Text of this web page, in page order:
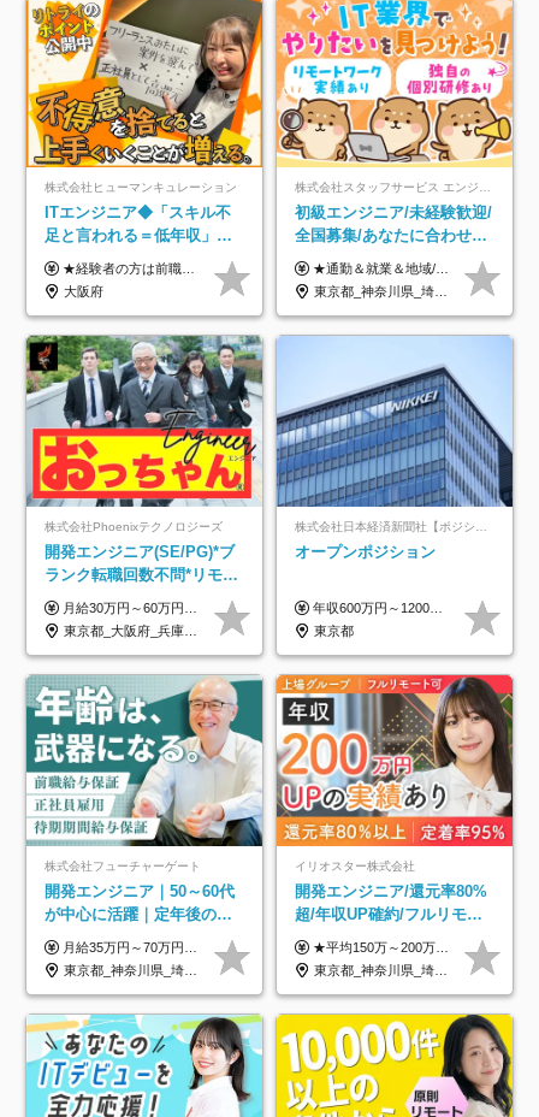
株式会社ヒューマンキュレーション
ITエンジニア◆「スキル不
足と言われる＝低年収」で
はない！｜ 不安を克服し、
年収アップした社員の実例
★経験者の方は前職の年収以上を保証します ★案件単価を開示した上で80％以上を還元します 月給25万円以上＋賞与年2回 ※経験や能力を考慮の上で優遇します ※試用期間が3ヶ月(その間の給与・待遇・雇用形態に変更はありません) ※月給には月20時間分のみなし残業手当(5万円)を含みます(超過分は別途支給) ★残業平均は月10時間以下ですので、毎月10時間分程度はお得です！
大阪府
初級エンジニア/未経験歓迎/
全国募集/あなたに合わせた
オリジナル研修をご用
意/AI・IoT/残業平均8時間
★通勤＆就業＆地域/住宅＆役職手当あり ★残業代は全額支給 ★選べる給与制度あり！ ■東京・神奈川・千葉・埼玉勤務の場合 月給24.5万円～55万円＋諸手当 （残業代は全額支給） (20,000円の地域/住宅手当込み) ■愛知・京都・大阪・兵庫勤務の場合 月給24万円以上＋諸手当 （残業代は全額支給） (15,000円の地域/住宅手当込み) ■茨城・栃木・群馬・静岡・三重・滋賀・広島・福岡勤務の場合 月給23.5万円以上＋諸手当 （残業代は全額支給） (10,000円の地域/住宅手当込み) ■北海道・宮城・山梨・長野・岐阜・奈良・和歌山・岡山勤務の場合 月給23万円以上＋諸手当 （残業代は全額支給） (5,000円の地域/住宅手当込み) ■その他のエリア勤務の場合 月給22.5万円以上＋諸手当 （残業代は全額支給） ※経験や能力を考慮し、当社規定により優遇します 【昇給：年一回実施】 【選べる給与制度】 ★収入を重視する方に… 「変動型人事制度」の選択も可能（派遣先からの評価に応じて収入アップ！） ※年2回のタイミングで希望者と面談の上決定します。
東京都_神奈川県_埼玉県_千葉県_大阪府_愛知県_北海道_岩手県_宮城県_山形県_福島県_茨城県_栃木県_群馬県_山梨県_長野県_富山県_石川県_静岡県_岐阜県_三重県_兵庫県_京都府_滋賀県_奈良県_広島県_岡山県_山口県_愛媛県_福岡県_熊本県_長崎県
株式会社Phoenixテクノロジーズ
開発エンジニア(SE/PG)*ブ
ランク転職回数不問*リモー
ト案件多数*残業ほぼ0*通院
のための半休制度あり
月給30万円～60万円+住宅手当+職能手当+役職手当+決算賞与+報奨金 ※経験・能力を考慮し、優遇します ※給与には20時間分のみなし時間外手当(3万7000円以上)を含みます(超過時間分は別途追加支給) ※試用期間3～6ヵ月あり(その間の給与、待遇に差異なし) ※場合によって契約社員での採用の可能性あり(面接時に応相談)
東京都_大阪府_兵庫県_京都府_福岡県
株式会社日本経済新聞社【ポジションマッチ登録】
オープンポジション
年収600万円～1200万円 ※上記年収は、想定年収です。住居費補助、子手当などの各種手当を含む金額です。 ※経験・能力等を考慮の上、当社規定により決定します。
東京都
株式会社フューチャーゲート
開発エンジニア｜50～60代
が中心に活躍｜定年後の給
与減ナシ｜年収50万円アッ
プ実績／昇給率92％（直近3
年）
月給35万円～70万円（固定残業代30時間分63,869円～を含む）+賞与年1回 ※30時間を超える分は別途支給します ●これまでのご経験・スキル・前職給与をできる限り考慮します ●待機期間も給与を100％支給します ●試用期間中も給与や福利厚生は同じです ≪年収を維持しながら長く働けます！≫ 一般的な企業では55歳や60歳を機に年収が下がりますが、 当社は役職などではなく「スキルや経験」で評価。 エンジニアとして長く働きながら あなたにふさわしい年収を維持できます！
東京都_神奈川県_埼玉県_千葉県
イリオスター株式会社
開発エンジニア/還元率80%
超/年収UP確約/フルリモ
OK/年休130日/平均残業7h/
約2万件の案件から選択
★平均150万～200万円年収UPを実現！ ★前職給与を100％保証！ ★案件内容の開示・明確な評価体制あり ⇒クライアント評価で即昇給を実現したケースも◎ ★年12回（毎月昇給チャンスあり） ■月給35万円～103万円 ※経験・能力・前職給与を考慮し、決定 ※上記給与には月30時間分(6万6500円以上)の固定残業代が含まれます。超過分は手当として別途支給します ※試用期間3ヶ月あり(期間中の給与・待遇面に差異はありません) ▼収入アップの実例をご紹介 ───────────── ★働き方改革をした30代男性（PG） 子どもが生まれたばかりなのに、忙しい現場で残業も月50～60時間が当たり前。 ⇒残業ほぼゼロ＆週3リモートの働き方に！しかも給与もアップ！ ★収入アップした30代男性（PM） 子供が3人いて家計も苦しく、残業代で稼ぐ日々… ⇒残業をたくさんしていた年収額より、100万円以上アップしました！
東京都_神奈川県_埼玉県_千葉県_大阪府_愛知県_北海道_青森県_岩手県_宮城県_秋田県_山形県_福島県_茨城県_栃木県_群馬県_新潟県_山梨県_長野県_富山県_石川県_福井県_静岡県_岐阜県_三重県_兵庫県_京都府_滋賀県_奈良県_和歌山県_広島県_岡山県_鳥取県_島根県_山口県_徳島県_香川県_愛媛県_高知県_福岡県_熊本県_佐賀県_長崎県_大分県_宮崎県_鹿児島県_沖縄県